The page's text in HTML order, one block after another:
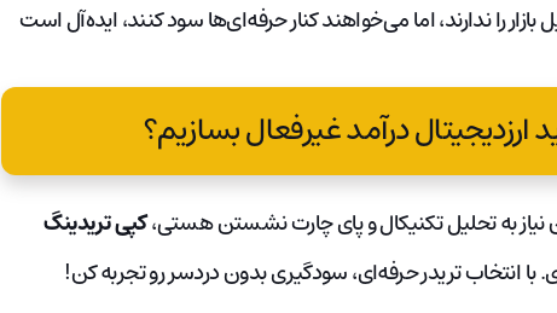
را ندارند، اما می‌خواهند کنار حرفه‌ای‌ها سود کنند، ایده‌آل است
ارزدیجیتال درآمد غیرفعال بسازیم؟
نیاز به تحلیل تکنیکال و پای چارت نشستن هستی،کپی تریدینگ
انتخاب تریدر حرفه‌ای، سودگیری بدون دردسر رو تجربه کن!